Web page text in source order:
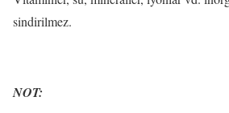
sindirilmez.
NOT: